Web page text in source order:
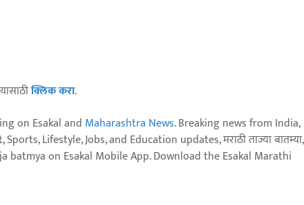
क्लिक करा.
on Esakal and Maharashtra News. Breaking news from India,
Lifestyle, Jobs, and Education updates, मराठी ताज्या बातम्या,
taja batmya on Esakal Mobile App. Download the Esakal Marathi